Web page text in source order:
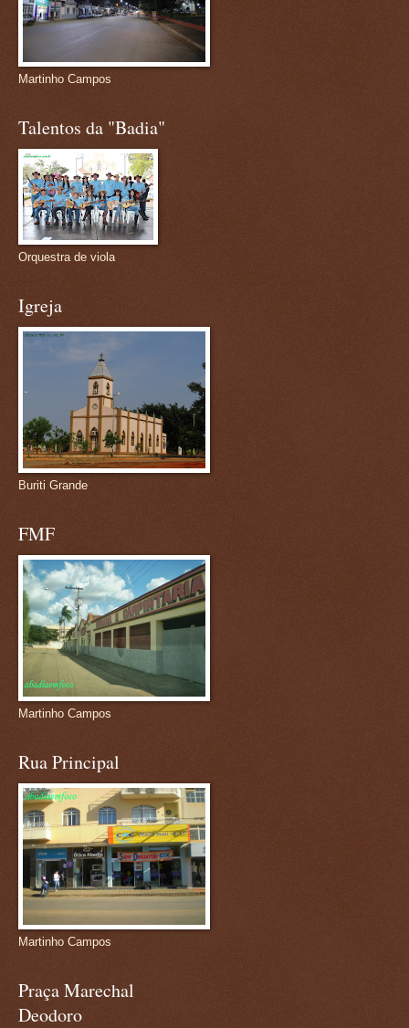
Martinho Campos
Talentos da "Badia"
Orquestra de viola
Igreja
Buriti Grande
FMF
Martinho Campos
Rua Principal
Martinho Campos
Praça Marechal
Deodoro